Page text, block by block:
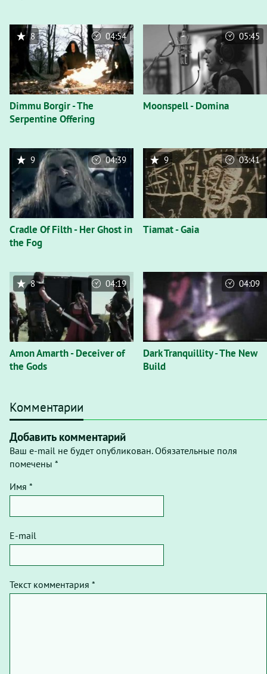
Dimmu Borgir - The
Serpentine Offering
8 04:54
Moonspell - Domina
05:45
Cradle Of Filth - Her Ghost in
the Fog
9 04:39
Tiamat - Gaia
9 03:41
Amon Amarth - Deceiver of
the Gods
8 04:19
Dark Tranquillity - The New
Build
04:09
Комментарии
Добавить комментарий
Ваш e-mail не будет опубликован. Обязательные поля
помечены *
Имя *
E-mail
Текст комментария *